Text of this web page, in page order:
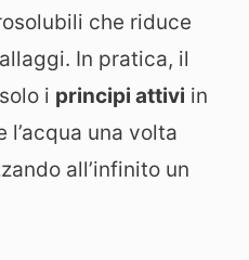
che riduce
In pratica, il
i principi attivi in
una volta
all’infinito un